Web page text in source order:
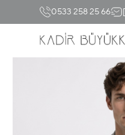
0533 258 25 66